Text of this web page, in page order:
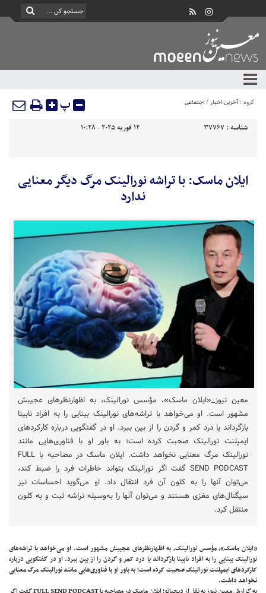
گروه : آخرین اخبار/اجتماعی پ
شناسه : 37767 12 فوریه 2025 - 10:28
ایلان ماسک: با تراشه نورالینک مرگ دیگر معنایی
ندارد
معین نیوز_«ایلان ماسک»، مؤسس نورالینک، به اظهارنظر‌های عجیبش
مشهور است. او می‌خواهد با تراشه‌های نورالینک بینایی را به افراد نابینا
بازگرداند یا درد کمر و گردن را از بین ببرد. او در گفتگویی درباره کارکرد‌های
ایمپلنت نورالینک صحبت کرده است؛ به باور او با فناوری‌هایی مانند
نورالینک مرگ معنایی نخواهد داشت. ایلان ماسک در مصاحبه با FULL
SEND PODCAST گفت اگر نورالینک بتواند خاطرات فرد را ضبط کند،
می‌توان آنها را به کلون آن فرد انتقال داد. او می‌گوید احساسات نیز
سیگنال‌های مغزی هستند و می‌توان آنها را به‌وسیله تراشه ثبت و به کلون
منتقل کرد.
«ایلان ماسک»، مؤسس نورالینک، به اظهارنظرهای عجیبش مشهور است. او می‌خواهد با تراشه‌های
نورالینک بینایی را به افراد نابینا بازگرداند یا درد کمر و گردن را از بین ببرد. او در گفتگویی درباره
کارکردهای ایمپلنت نورالینک صحبت کرده است؛ به باور او با فناوری‌هایی مانند نورالینک مرگ معنایی
نخواهد داشت.